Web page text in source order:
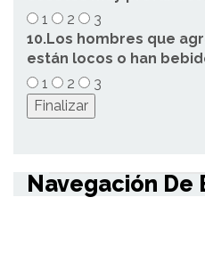
1
2
3
10.Los hombres que
están locos o han
1
2 3
Navegación De